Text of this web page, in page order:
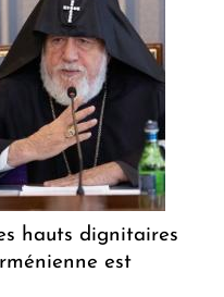
hauts dignitaires
est